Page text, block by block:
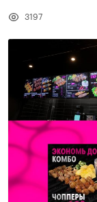
3197